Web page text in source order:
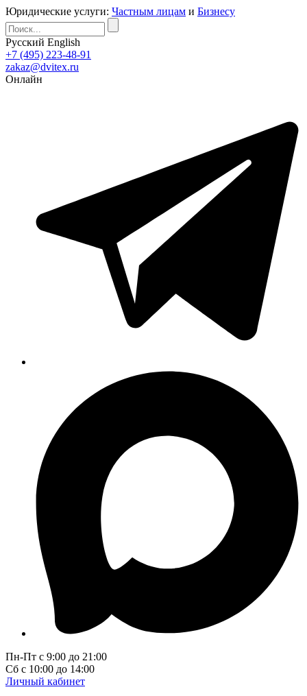
Юридические услуги: Частным лицам и Бизнесу
Русский English
+7 (495) 223-48-91
zakaz@dvitex.ru
Онлайн
Пн-Пт с 9:00 до 21:00
Сб с 10:00 до 14:00
Личный кабинет